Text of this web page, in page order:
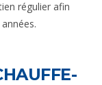
régulier afin